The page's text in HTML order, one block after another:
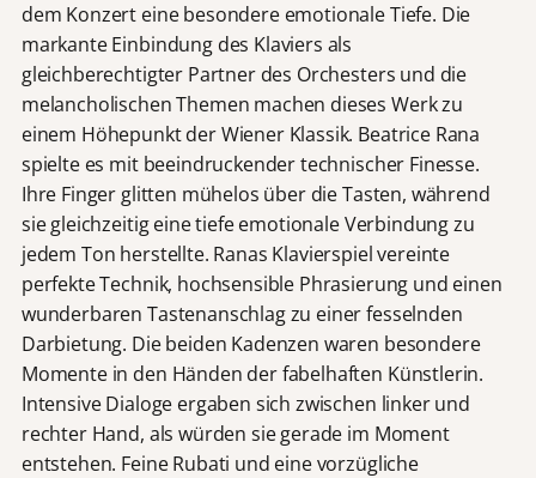
dem Konzert eine besondere emotionale Tiefe. Die
markante Einbindung des Klaviers als
gleichberechtigter Partner des Orchesters und die
melancholischen Themen machen dieses Werk zu
einem Höhepunkt der Wiener Klassik. Beatrice Rana
spielte es mit beeindruckender technischer Finesse.
Ihre Finger glitten mühelos über die Tasten, während
sie gleichzeitig eine tiefe emotionale Verbindung zu
jedem Ton herstellte. Ranas Klavierspiel vereinte
perfekte Technik, hochsensible Phrasierung und einen
wunderbaren Tastenanschlag zu einer fesselnden
Darbietung. Die beiden Kadenzen waren besondere
Momente in den Händen der fabelhaften Künstlerin.
Intensive Dialoge ergaben sich zwischen linker und
rechter Hand, als würden sie gerade im Moment
entstehen. Feine Rubati und eine vorzügliche